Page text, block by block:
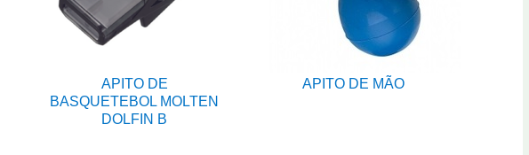
APITO DE
BASQUETEBOL MOLTEN
DOLFIN B
APITO DE MÃO